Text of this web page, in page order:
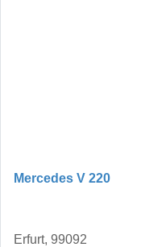
Mercedes V 220
Erfurt, 99092